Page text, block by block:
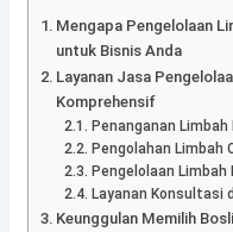
Mengapa Pengelolaan
untuk Bisnis Anda
Layanan Jasa
Komprehensif
Penanganan Limbah
Pengolahan Limbah
Pengelolaan Limbah
Layanan Konsultasi
Keunggulan Memilih